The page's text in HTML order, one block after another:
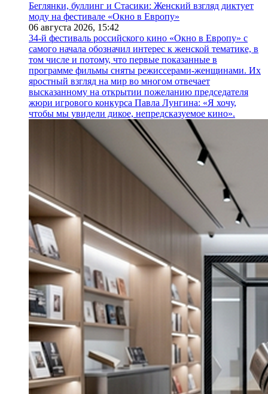
Беглянки, буллинг и Стасики: Женский взгляд диктует
моду на фестивале «Окно в Европу»
06 августа 2026, 15:42
34-й фестиваль российского кино «Окно в Европу» с
самого начала обозначил интерес к женской тематике, в
том числе и потому, что первые показанные в
программе фильмы сняты режиссерами-женщинами. Их
яростный взгляд на мир во многом отвечает
высказанному на открытии пожеланию председателя
жюри игрового конкурса Павла Лунгина: «Я хочу,
чтобы мы увидели дикое, непредсказуемое кино».